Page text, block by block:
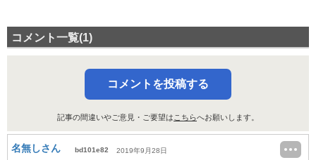
コメント一覧(1)
コメントを投稿する
記事の間違いやご意見・ご要望は こちらへお願いします。
名無しさん bd101e82 2019年9月28日